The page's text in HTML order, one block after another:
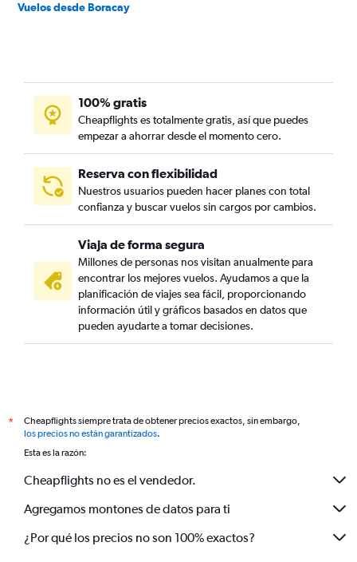
Vuelos desde Boracay
100% gratis
Cheapflights es totalmente gratis, así que puedes
empezar a ahorrar desde el momento cero.
Reserva con flexibilidad
Nuestros usuarios pueden hacer planes con total
confianza y buscar vuelos sin cargos por cambios.
Viaja de forma segura
Millones de personas nos visitan anualmente para
encontrar los mejores vuelos. Ayudamos a que la
planificación de viajes sea fácil, proporcionando
información útil y gráficos basados en datos que
pueden ayudarte a tomar decisiones.
*
Cheapflights siempre trata de obtener precios exactos, sin embargo,
los precios no están garantizados.
Esta es la razón:
Cheapflights no es el vendedor.
Agregamos montones de datos para ti
¿Por qué los precios no son 100% exactos?